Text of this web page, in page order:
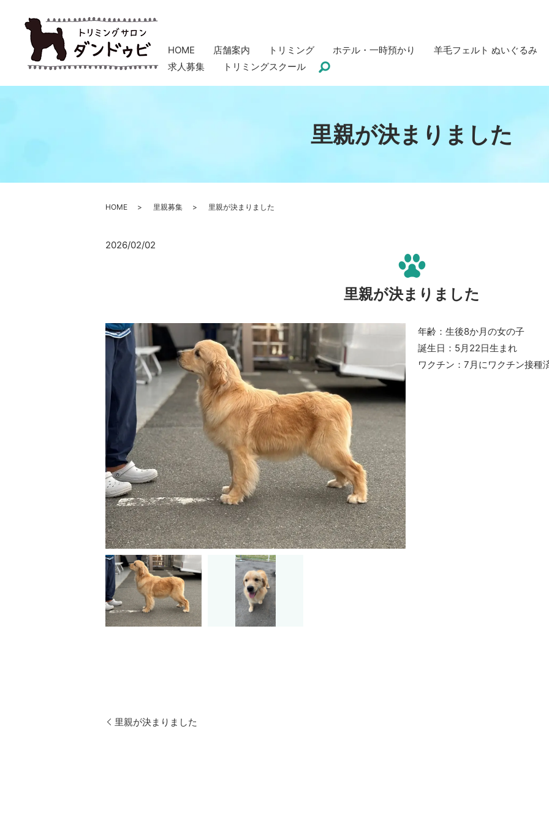
HOME 店舗案内 トリミング ホテル・一時預かり
羊毛フェルト ぬいぐるみ
求人募集
トリミングスクール
里親が決まりました
HOME 里親募集 里親が決まりました
2026/02/02
里親が決まりました
年齢：生後8か月の女の子
誕生日：5月22日生まれ
ワクチン：7月にワクチン接種
里親が決まりました